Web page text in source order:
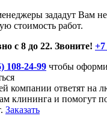
зададут Вам
стоимость работ.
с 8 до 22. Звоните! +7
108-24-99 чтобы
компании ответят на
клининга и помогут
Заказать